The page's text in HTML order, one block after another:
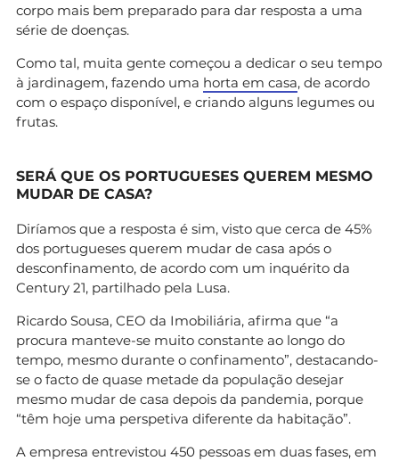
corpo mais bem preparado para dar resposta a uma
série de doenças.
Como tal, muita gente começou a dedicar o seu tempo
à jardinagem, fazendo uma horta em casa, de acordo
com o espaço disponível, e criando alguns legumes ou
frutas.
SERÁ QUE OS PORTUGUESES QUEREM MESMO
MUDAR DE CASA?
Diríamos que a resposta é sim, visto que cerca de 45%
dos portugueses querem mudar de casa após o
desconfinamento, de acordo com um inquérito da
Century 21, partilhado pela Lusa.
Ricardo Sousa, CEO da Imobiliária, afirma que “a
procura manteve-se muito constante ao longo do
tempo, mesmo durante o confinamento”, destacando-
se o facto de quase metade da população desejar
mesmo mudar de casa depois da pandemia, porque
“têm hoje uma perspetiva diferente da habitação”.
A empresa entrevistou 450 pessoas em duas fases, em